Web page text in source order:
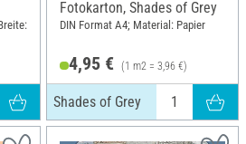
Fotokarton, Shades of Grey
DIN Format A4; Material: Papier
4,95 € (1 m2 = 3,96 €)
Shades of Grey